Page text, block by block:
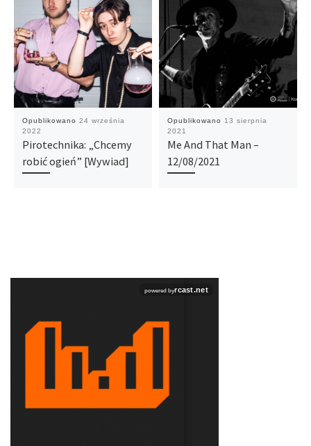
Opublikowano 24 września
2022
Pirotechnika: „Chcemy
robić ogień” [Wywiad]
Opublikowano
13 sierpnia
2021
Me And That Man –
12/08/2021